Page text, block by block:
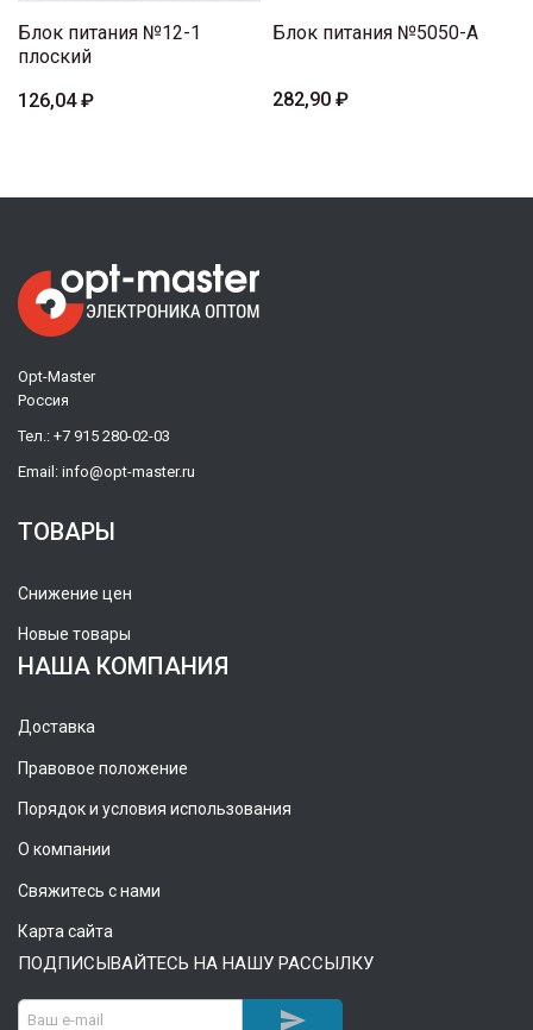
Блок питания №12-1
плоский
126,04 ₽
Блок питания №5050-A
282,90 ₽
Opt-Master
Россия
Тел.: +7 915 280-02-03
Email: info@opt-master.ru
ТОВАРЫ
Снижение цен
Новые товары
НАША КОМПАНИЯ
Доставка
Правовое положение
Порядок и условия использования
О компании
Свяжитесь с нами
Карта сайта
ПОДПИСЫВАЙТЕСЬ НА НАШУ РАССЫЛКУ
